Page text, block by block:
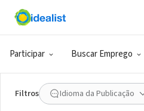
Participar Buscar Emprego
Filtros Idioma da Publicação
ONG (SETOR SOCIAL)
Heartland
Immigrant Justice
Chicago, IL|